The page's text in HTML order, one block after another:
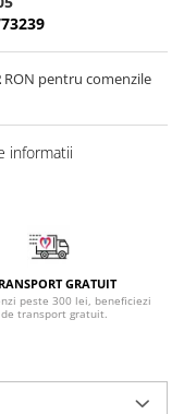
RON pentru comenzile
informatii
GRATUIT
peste 300 lei, beneficiezi
de transport gratuit.